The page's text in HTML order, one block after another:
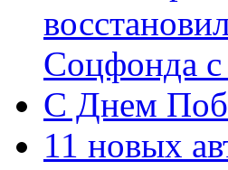
Соцфонда с
С Днем
11 новых